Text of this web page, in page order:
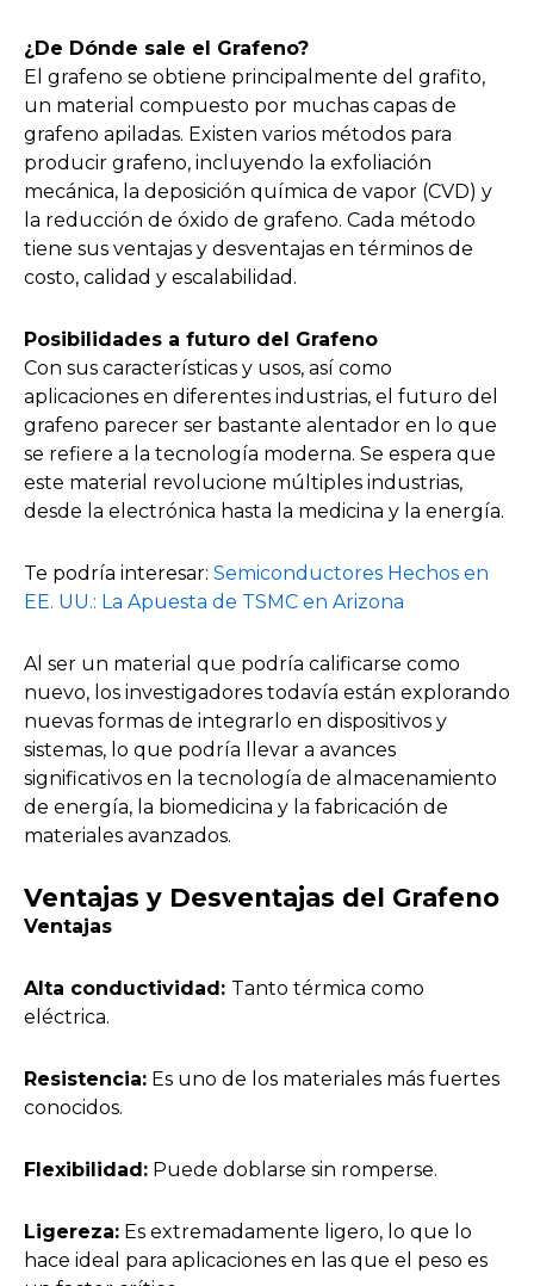
¿De Dónde sale el Grafeno?
El grafeno se obtiene principalmente del grafito,
un material compuesto por muchas capas de
grafeno apiladas. Existen varios métodos para
producir grafeno, incluyendo la exfoliación
mecánica, la deposición química de vapor (CVD) y
la reducción de óxido de grafeno. Cada método
tiene sus ventajas y desventajas en términos de
costo, calidad y escalabilidad.
Posibilidades a futuro del Grafeno
Con sus características y usos, así como
aplicaciones en diferentes industrias, el futuro del
grafeno parecer ser bastante alentador en lo que
se refiere a la tecnología moderna. Se espera que
este material revolucione múltiples industrias,
desde la electrónica hasta la medicina y la energía.
Te podría interesar: Semiconductores Hechos en
EE. UU.: La Apuesta de TSMC en Arizona
Al ser un material que podría calificarse como
nuevo, los investigadores todavía están explorando
nuevas formas de integrarlo en dispositivos y
sistemas, lo que podría llevar a avances
significativos en la tecnología de almacenamiento
de energía, la biomedicina y la fabricación de
materiales avanzados.
Ventajas y Desventajas del Grafeno
Ventajas
Alta conductividad: Tanto térmica como
eléctrica.
Resistencia: Es uno de los materiales más fuertes
conocidos.
Flexibilidad: Puede doblarse sin romperse.
Ligereza: Es extremadamente ligero, lo que lo
hace ideal para aplicaciones en las que el peso es